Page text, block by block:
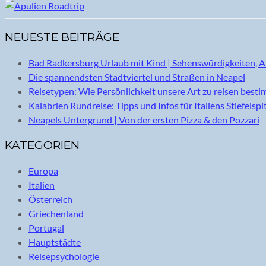
NEUESTE BEITRÄGE
Bad Radkersburg Urlaub mit Kind | Sehenswürdigkeiten,
Die spannendsten Stadtviertel und Straßen in Neapel
Reisetypen: Wie Persönlichkeit unsere Art zu reisen
Kalabrien Rundreise: Tipps und Infos für Italiens
Neapels Untergrund | Von der ersten Pizza & den Pozzari
KATEGORIEN
Europa
Italien
Österreich
Griechenland
Portugal
Hauptstädte
Reisepsychologie